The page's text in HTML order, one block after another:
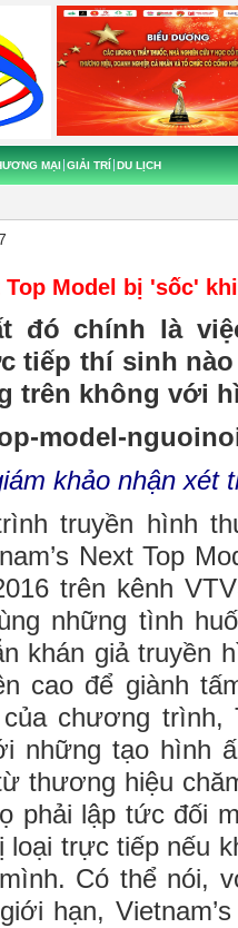
MẠI GIẢI TRÍ DU LỊCH
Top Model bị 'sốc'
đó chính là
tiếp thí sinh
trên không với
khảo nhận xét
truyền hình
Next Top
trên kênh
những tình
khán giả truyền
cao để giành
chương
những tạo hình
thương hiệu
phải lập tức đối
loại trực tiếp nếu
Có thể nói,
hạn,